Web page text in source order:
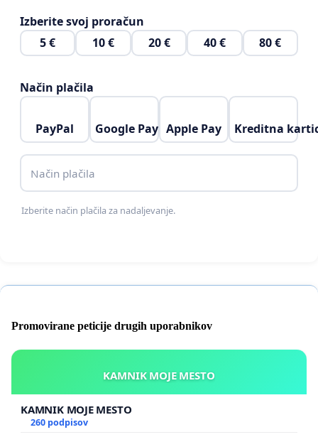
Izberite svoj proračun
5 €
10 € 20 € 40 € 80 €
Način plačila
PayPal Google Pay Apple Pay Kreditna
Način plačila
Izberite način plačila za nadaljevanje.
Promovirane peticije drugih uporabnikov
KAMNIK MOJE MESTO
KAMNIK MOJE MESTO
260 podpisov